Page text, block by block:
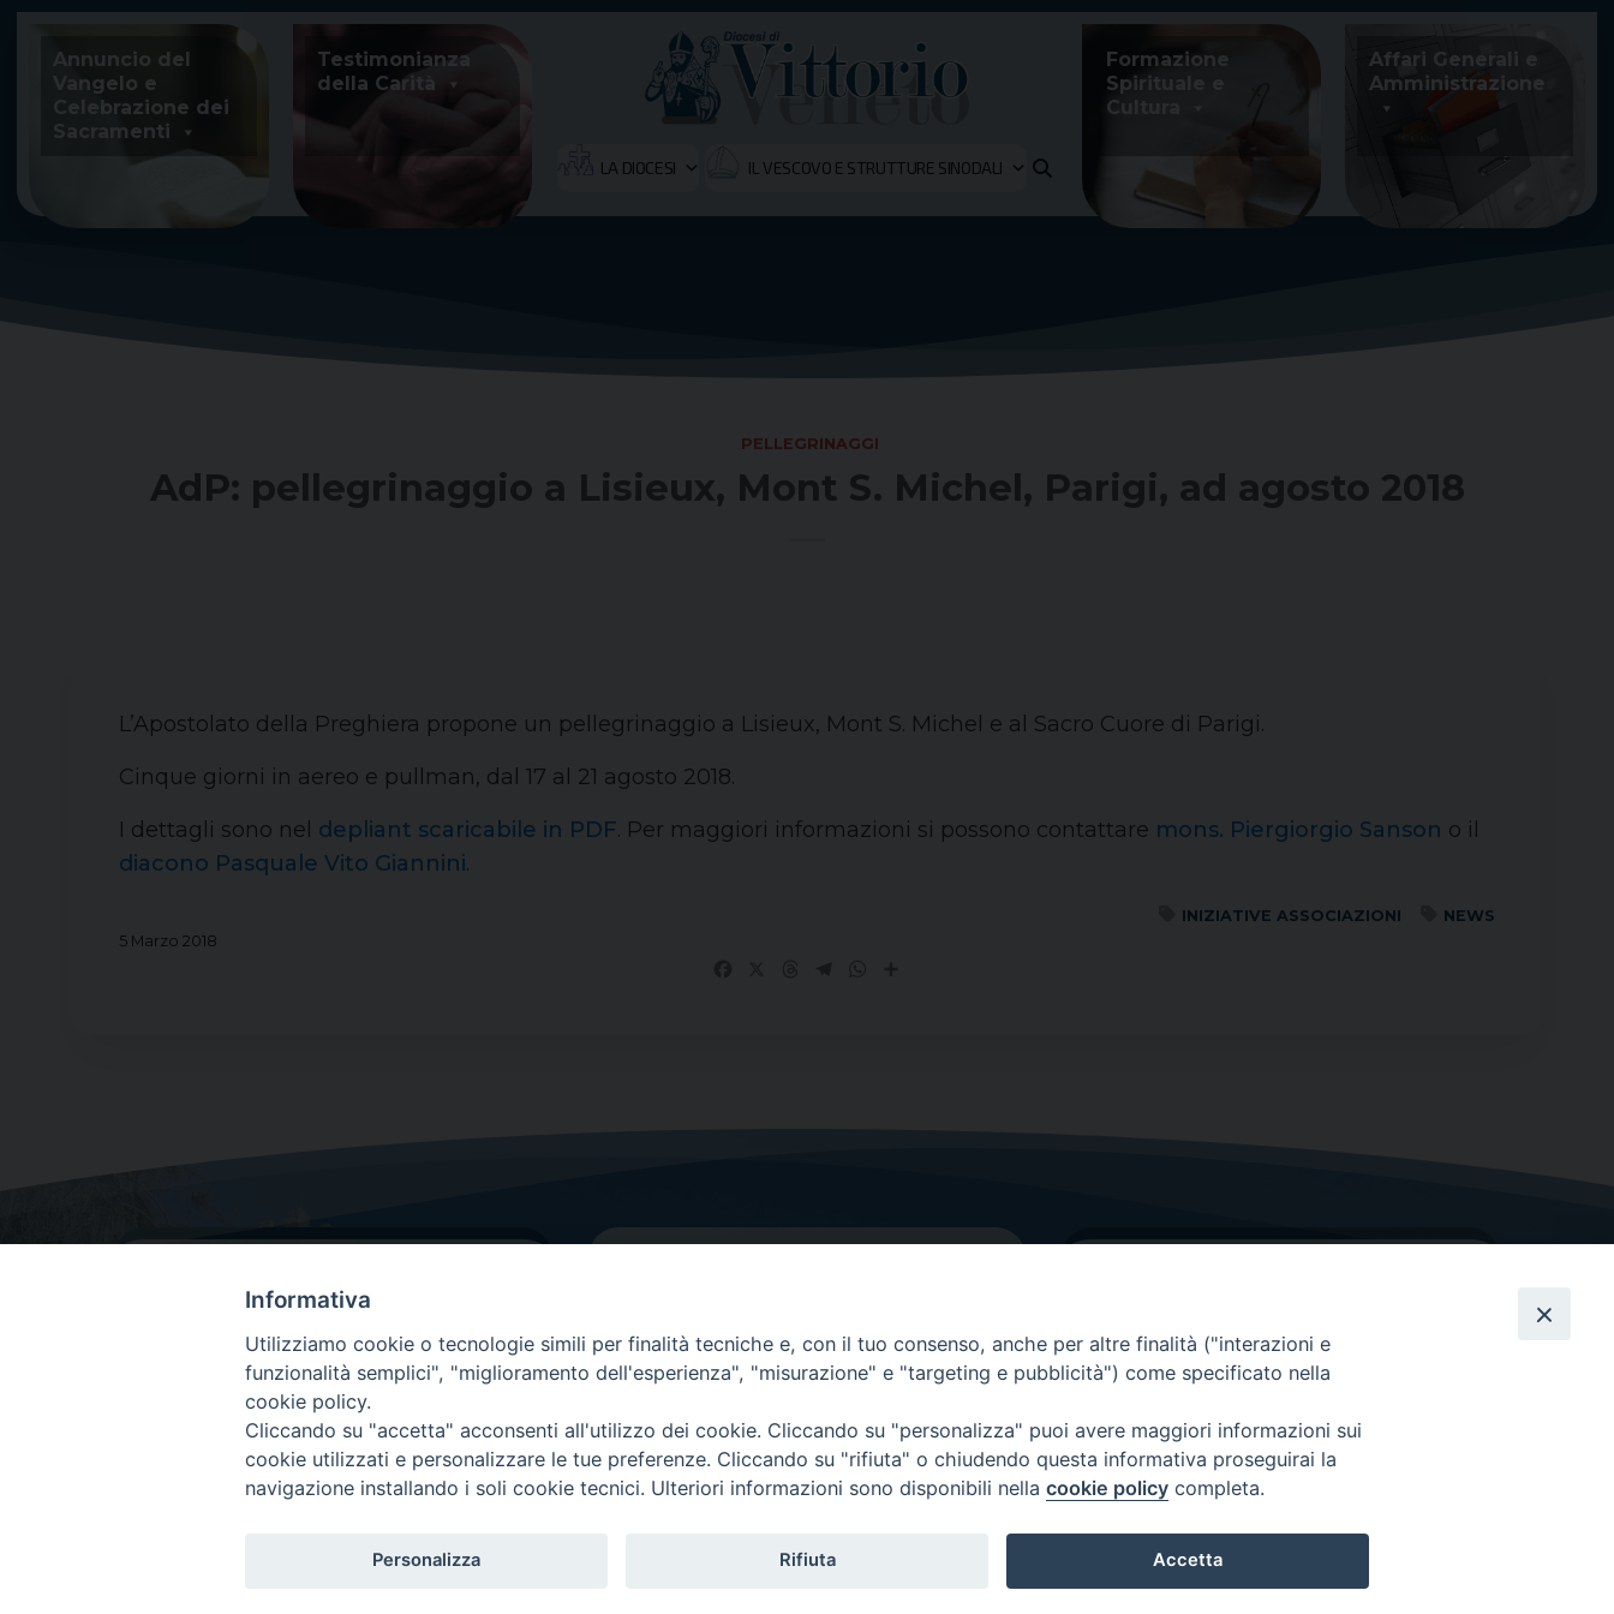
Skip
content
Annuncio del
Vangelo e
Celebrazione dei
Sacramenti
Testimonianza
della Carità
LA DIOCESI IL VESCOVO E STRUTTURE SINODALI
Formazione
Spirituale e
Cultura
Affari Generali e
Amministrazione
PELLEGRINAGGI
AdP: pellegrinaggio a Lisieux, Mont S. Michel, Parigi, ad agosto 2018
L’Apostolato della Preghiera propone un pellegrinaggio a Lisieux, Mont S. Michel e al Sacro Cuore di Parigi.
Cinque giorni in aereo e pullman, dal 17 al 21 agosto 2018.
I dettagli sono nel depliant scaricabile in PDF. Per maggiori informazioni si possono contattare mons. Piergiorgio Sanson o il
diacono Pasquale Vito Giannini.
INIZIATIVE ASSOCIAZIONI
NEWS
5 Marzo 2018
Dove siamo
Via Lorenzo Da Ponte, 116
31029 Vittorio Veneto (Treviso)
Contatti principali
Tel.0438 9481| fax0438 948214
EMAIL GENERALE
GRAZIE PER IL TUO AIUTO
Insieme per la Diocesi
Informativa
Utilizziamo cookie o tecnologie simili per finalità tecniche e, con il tuo consenso, anche per altre finalità ("interazioni e
funzionalità semplici", "miglioramento dell'esperienza", "misurazione" e "targeting e pubblicità") come specificato nella
cookie policy.
Cliccando su "accetta" acconsenti all'utilizzo dei cookie. Cliccando su "personalizza" puoi avere maggiori informazioni sui
cookie utilizzati e personalizzare le tue preferenze. Cliccando su "rifiuta" o chiudendo questa informativa proseguirai la
navigazione installando i soli cookie tecnici. Ulteriori informazioni sono disponibili nella cookie policy completa.
Personalizza Rifiuta Accetta